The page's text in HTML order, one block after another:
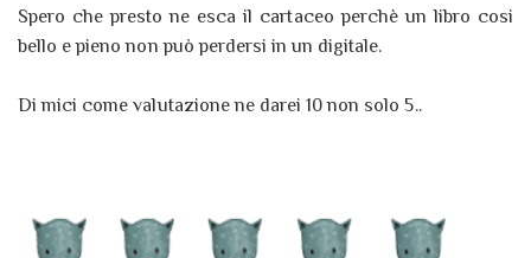
Spero che presto ne esca il cartaceo perchè un libro cosi
bello e pieno non può perdersi in un digitale.
Di mici come valutazione ne darei 10 non solo 5..